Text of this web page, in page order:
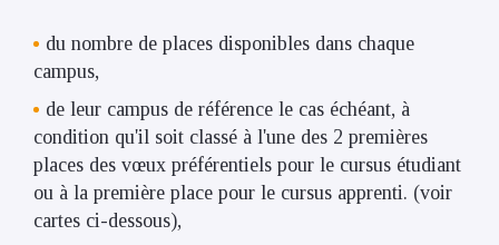
du nombre de places disponibles dans chaque
campus,
de leur campus de référence le cas échéant, à
condition qu'il soit classé à l'une des 2 premières
places des vœux préférentiels pour le cursus étudiant
ou à la première place pour le cursus apprenti. (voir
cartes ci-dessous),